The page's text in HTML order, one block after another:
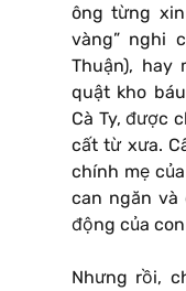
ông từng
vàng” nghi
Thuận), hay
quật kho
Cà Ty, được
cất từ xưa.
chính mẹ
can ngăn và
động của
Nhưng rồi,